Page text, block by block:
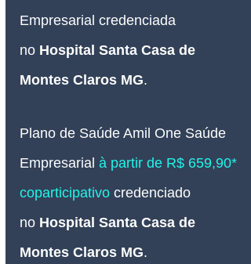
Empresarial credenciada
no Hospital Santa Casa de
Montes Claros MG.
Plano de Saúde Amil One Saúde
Empresarial à partir de R$ 659,90*
coparticipativo credenciado
no Hospital Santa Casa de
Montes Claros MG.